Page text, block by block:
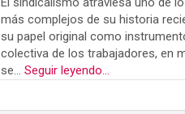
más complejos de su historia
su papel original como
colectiva de los trabajadores, en
se...Seguir leyendo...